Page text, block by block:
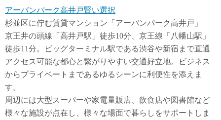
アーバンパーク高井戸賢い選択
杉並区に佇む賃貸マンション「アーバンパーク高井戸」
京王井の頭線「高井戸駅」徒歩10分、京王線「八幡山駅」
徒歩11分。ビッグターミナル駅である渋谷や新宿まで直通
アクセス可能な都心と繋がりやすい交通好立地。ビジネス
からプライベートまであるゆるシーンに利便性を添えま
す。
周辺には大型スーパーや家電量販店、飲食店や図書館など
様々な施設が点在し、様々な場面で暮らしをサポートしま